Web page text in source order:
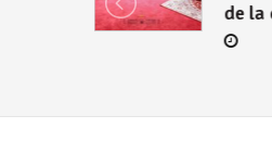
de la